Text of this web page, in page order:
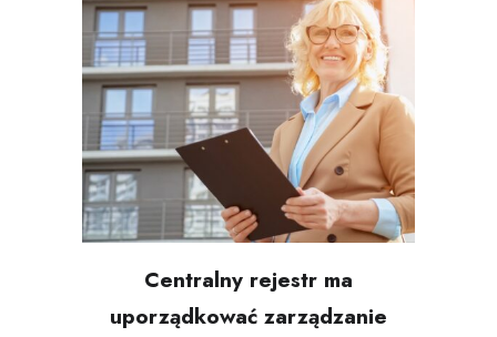
Centralny rejestr ma
uporządkować zarządzanie